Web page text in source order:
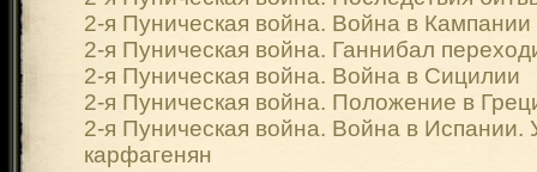
2-я Пуническая война. Война в Кампании
2-я Пуническая война. Ганнибал
2-я Пуническая война. Война в Сицилии
2-я Пуническая война. Положение в
2-я Пуническая война. Война в Испании.
карфагенян